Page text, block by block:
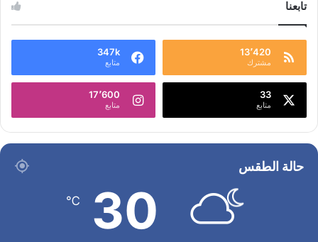
تابعنا
13٬420
مشترك
347k
متابع
33
متابع
17٬600
متابع
حالة الطقس
30
℃